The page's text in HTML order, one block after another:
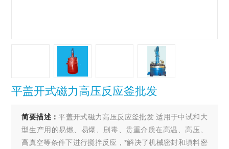
平盖开式磁力高压反应釜批发
简要描述：平盖开式磁力高压反应釜批发 适用于中试和大
型生产用的易燃、易爆、剧毒、贵重介质在高温、高压、
高真空等条件下进行搅拌反应，*解决了机械密封和填料密